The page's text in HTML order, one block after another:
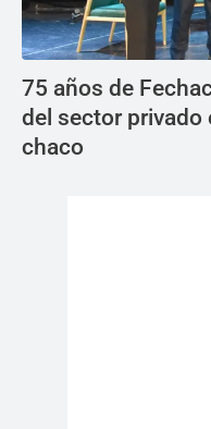
75 años de
del sector privado
chaco